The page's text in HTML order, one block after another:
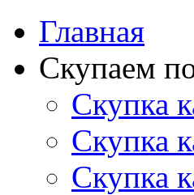
Главная
Скупаем
Скупка
Скупка
Скупка